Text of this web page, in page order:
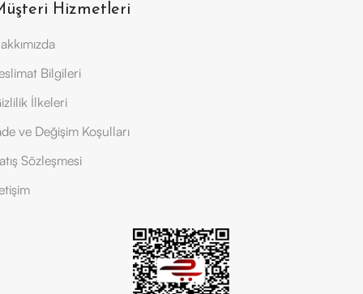
Hizmetleri
Bilgileri
İlkeleri
ve Değişim Koşulları
Sözleşmesi